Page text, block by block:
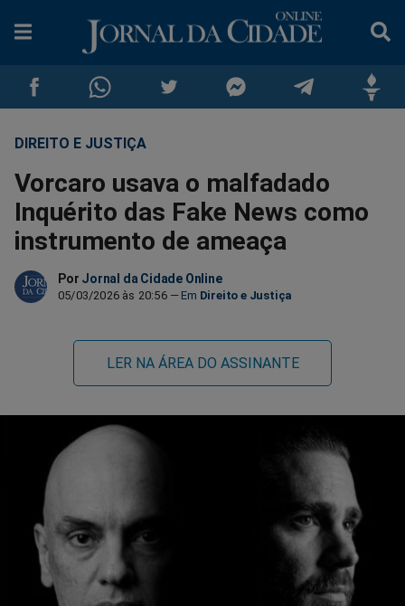
Compartilhar
no
Facebook
Compartilhar
no
Whatsapp
Compartilhar
no
Twitter
no
Messenger
no
Telegram
DIREITO E JUSTIÇA
Vorcaro usava o malfadado
Inquérito das Fake News como
instrumento de ameaça
Por Jornal da Cidade Online
05/03/2026 às 20:56 Direito e Justiça
LER NA ÁREA DO ASSINANTE